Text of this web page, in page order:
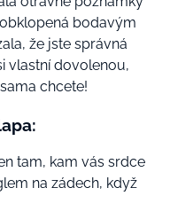
bodavým
že jste správná
vlastní dovolenou,
chcete!
tam, kam vás srdce
na zádech, když